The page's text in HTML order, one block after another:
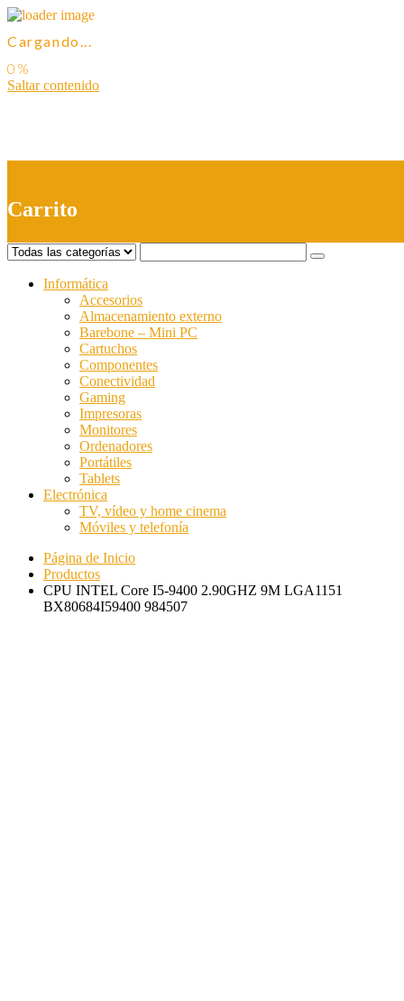
Cargando...
Saltar contenido
Carrito
Informática
Accesorios
Almacenamiento externo
Barebone – Mini PC
Cartuchos
Componentes
Conectividad
Gaming
Impresoras
Monitores
Ordenadores
Portátiles
Tablets
Electrónica
TV, vídeo y home cinema
Móviles y telefonía
Página de Inicio
Productos
CPU INTEL Core I5-9400 2.90GHZ 9M LGA1151
BX80684I59400 984507